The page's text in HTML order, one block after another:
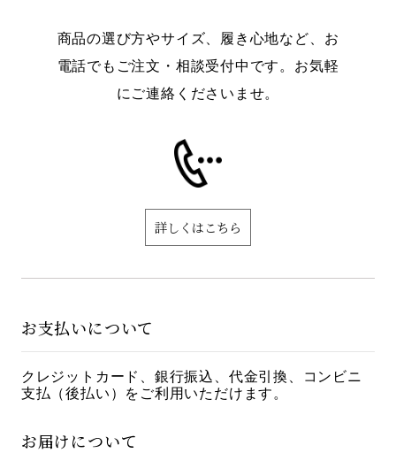
商品の選び方やサイズ、履き心地など、お
電話でもご注文・相談受付中です。お気軽
にご連絡くださいませ。
詳しくはこちら
お支払いについて
クレジットカード、銀行振込、代金引換、コンビニ
支払（後払い）をご利用いただけます。
お届けについて